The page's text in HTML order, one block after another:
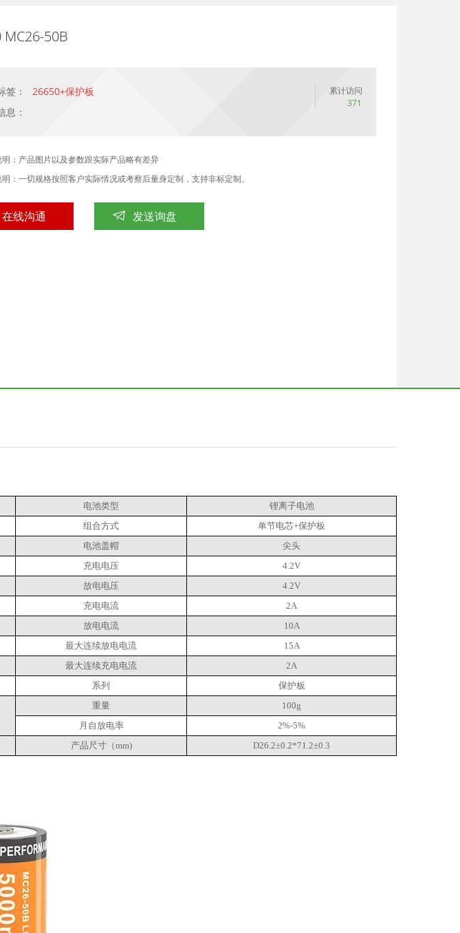
MC26-50B
签：
26650+保护板
息：
累计访问
371
：产品图片以及参数跟实际产品略有差异
：一切规格按照客户实际情况或考察后量身定制，支持非标定制。
在线沟通 发送询盘
电池类型
锂离子电池
组合方式
单节电芯+保护板
电池盖帽
尖头
充电电压
4.2V
放电电压
4.2V
充电电流
2A
放电电流
10A
最大连续放电电流
15A
最大连续充电电流
2A
系列 保护板
重量
100g
月自放电率
2%-5%
产品尺寸（mm) D26.2±0.2*71.2±0.3